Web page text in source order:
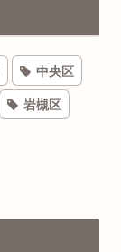
中央区
岩槻区